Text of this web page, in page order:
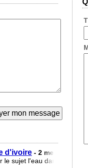
d'ivoire - 2 messages
sujet l'eau dans le